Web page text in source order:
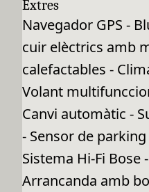
Extres
Navegador GPS -
cuir elèctrics amb
calefactables -
Volant
Canvi automàtic -
- Sensor de
Sistema Hi-Fi Bose
Arrancanda amb